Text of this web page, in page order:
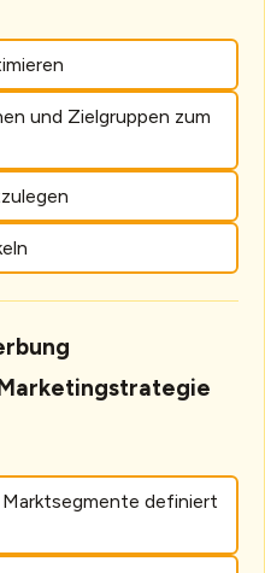
und Zielgruppen zum
definiert